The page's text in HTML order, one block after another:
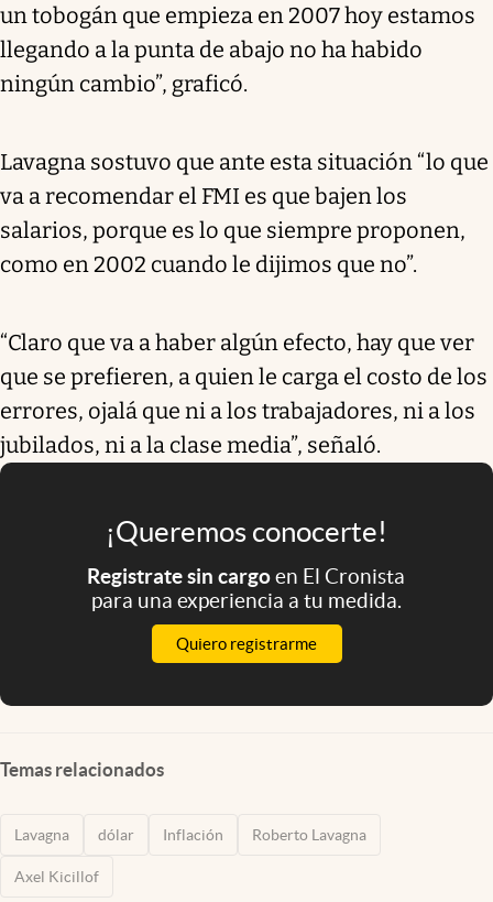
un tobogán que empieza en 2007 hoy estamos
llegando a la punta de abajo no ha habido
ningún cambio”, graficó.
Lavagna sostuvo que ante esta situación “lo que
va a recomendar el FMI es que bajen los
salarios, porque es lo que siempre proponen,
como en 2002 cuando le dijimos que no”.
“Claro que va a haber algún efecto, hay que ver
que se prefieren, a quien le carga el costo de los
errores, ojalá que ni a los trabajadores, ni a los
jubilados, ni a la clase media”, señaló.
¡Queremos conocerte!
Registrate sin cargoen El Cronista
para una experiencia a tu medida.
Quiero registrarme
Temas relacionados
Lavagna dólar Inflación Roberto Lavagna
Axel Kicillof